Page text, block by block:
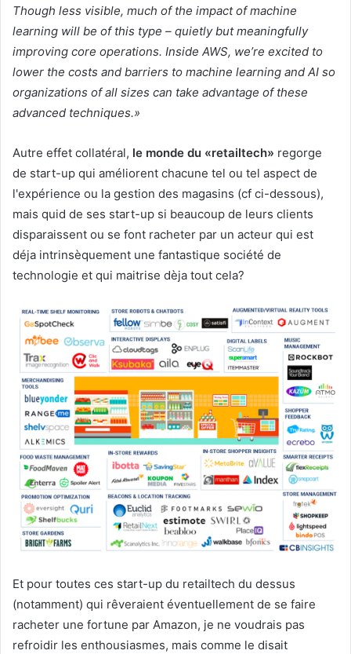
Though less visible, much of the impact of machine
learning will be of this type – quietly but meaningfully
improving core operations. Inside AWS, we’re excited to
lower the costs and barriers to machine learning and AI so
organizations of all sizes can take advantage of these
advanced techniques.»
Autre effet collatéral, le monde du «retailtech» regorge
de start-up qui améliorent chacune tel ou tel aspect de
l'expérience ou la gestion des magasins (cf ci-dessous),
mais quid de ses start-up si beaucoup de leurs clients
disparaissent ou se font racheter par un acteur qui est
déja intrinsèquement une fantastique société de
technologie et qui maitrise dèja tout cela?
Et pour toutes ces start-up du retailtech du dessus
(notamment) qui rêveraient éventuellement de se faire
racheter une fortune par Amazon, je ne voudrais pas
refroidir les enthousiasmes, mais comme le disait